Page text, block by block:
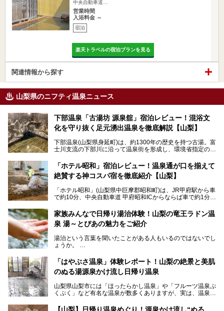
中央自動車道…
営業時間
入浴料金 ～
宿泊
楽天トラベルの宿泊プランを見る
関連情報から探す
山梨県のニフティ温泉ニュース
下部温泉「古湯坊 源泉舘」宿泊レビュー！混浴文
化を守り抜く足元湧出温泉を徹底解説【山梨】
下部温泉(山梨県身延町)は、約1300年の歴史を持つ古湯。富
士川支流の下部川に沿って温泉街を形成し、環境省指定の国
中でも「古湯坊 源泉舘」は、戦国時代に武田信玄公も療養
したと伝えられる名湯の宿。最大の特徴は、令和の現代にお
いても混浴文化が守られ、老若男女の分け隔て一切無く温泉
向にありますが、「古湯坊 源泉舘」では本来あるべき混浴
の姿が保たれている点に注目すべきでしょう。
今回は足元湧出の混浴温泉である「かくし湯大岩風呂」をは
じめ、湯治棟である「別館神泉」を中心に「古湯坊 源泉
舘」の全貌を徹底紹介します。
「ホテル昭和」宿泊レビュー！温泉通が口を揃えて
絶賛する神コスパ宿を徹底紹介【山梨】
「ホテル昭和」(山梨県中巨摩郡昭和町)は、JR甲府駅から車
で約10分、中央自動車道 甲府昭和ICからならば車で約1分の
から、一人泊でも6,000円台から宿泊可能です。
しかし、最大の魅力は“温泉そのもの”でしょう。自家源泉を
統の単純温泉は、入浴すると実にサッパリ爽快。日帰り入浴
不可なこともあり、全国の温泉ファンがこの温泉を求めて
では循環濾過の沸かし湯が一般的ですが、ここは本物の極上
温泉。まさに価格破壊と言えるクオリティです。
室や無料朝食などをご紹介。温泉通が口を揃えて絶賛する神
コスパ宿の全貌を徹底解説します！
家族みんなで日帰り湯治体験！山梨の竜王ラドン温
泉 湯～とぴあの魅力をご紹介
湯治という言葉を聞いたことがある人もいるのではないでし
ょうか。
なかなか体験できない、湯治体験が日帰りでできる温浴施設
が山梨にあります。
ぴあ」の魅力をご紹介します。
提供元：株式会社湯ーとぴあ【PR】
「はやぶさ温泉」体験レポート！山梨の絶景と美肌
のぬる湯源泉かけ流し日帰り温泉
山梨県山梨市には「ほったらかし温泉」や「フルーツ温泉ぷ
くぷく」など有名な温泉が数多くありますが、実は、温泉マ
です。今回紹介する「はやぶさ温泉」も、そのひとつ。温泉
【山梨】日帰り温泉めぐり！源泉かけ流し“ぬる